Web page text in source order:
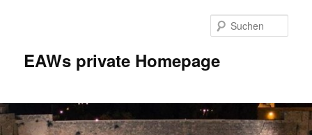
EAWs private Homepage